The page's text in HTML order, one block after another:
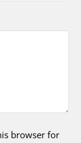
browser for